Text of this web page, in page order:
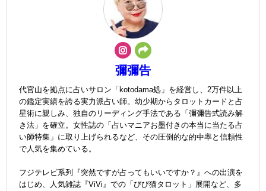
彌彌告
代官山を拠点に占いサロン「kotodama処」を経営し、2万件以上
の鑑定実績を誇る実力派占い師。幼少期からタロットカードと占
星術に親しみ、独自のリーディング手法である「彌彌告式読み解
き法」を確立。女性誌の「占いマニアお墨付きの本当に当たる占
い師特集」に取り上げられるなど、その圧倒的な的中率と信頼性
で人気を集めている。
フジテレビ系列『突然ですが占ってもいいですか？』への出演を
はじめ、人気雑誌『ViVi』での「びび猫タロット」展開など、多